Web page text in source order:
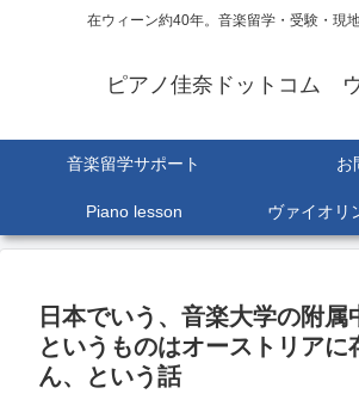
在ウィーン約40年。音楽留学・受験・現
ピアノ佳奈ドットコム
音楽留学サポート お
Piano lesson
日本でいう、音楽大学の附属
というものはオーストリアに
ん、という話